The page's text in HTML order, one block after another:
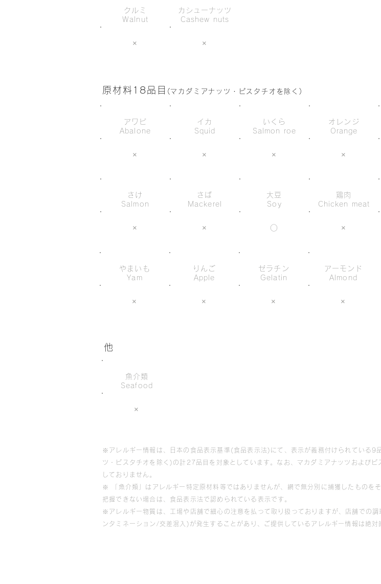
Walnut
クルミ
×
Cashew nuts
カシューナッツ
×
原材料18品目 (マカダミアナッツ・ピスタチオを除く)
Abalone
アワビ
×
Squid
イカ
×
Salmon roe
いくら
×
Orange
オレンジ
×
Salmon
さけ
×
Mackerel
さば
×
Soy
大豆
○
Chicken meat
鶏肉
×
Yam
やまいも
×
Apple
りんご
×
Gelatin
ゼラチン
×
Almond
アーモンド
×
他
Seafood
魚介類
×
※アレルギー情報は、日本の食品表示基準(食品表示法)にて、表示が義務付けられている
ツ・ピスタチオを除く)の計27品目を対象としています。なお、マカダミアナッツおよび
しておりません。
※ 「魚介類」はアレルギー特定原材料等ではありませんが、網で無分別に捕獲したものを
把握できない場合は、食品表示法で認められている表示です。
※アレルギー物質は、工場や店舗で細心の注意を払って取り扱っておりますが、店舗での
ンタミネーション/交差混入)が発生することがあり、ご提供しているアレルギー情報は絶対